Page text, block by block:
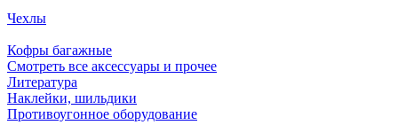
Чехлы
Кофры багажные
Смотреть все аксессуары и прочее
Литература
Наклейки, шильдики
Противоугонное оборудование